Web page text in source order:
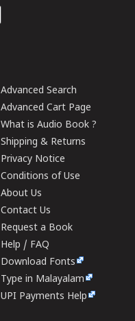
Advanced Search
Advanced Cart Page
What is Audio Book ?
Shipping & Returns
Privacy Notice
Conditions of Use
About Us
Contact Us
Request a Book
Help / FAQ
Download Fonts
Type in Malayalam
UPI Payments Help